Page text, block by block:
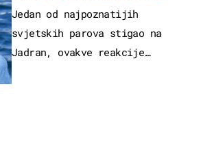
Jedan od najpoznatijih
svjetskih parova stigao na
Jadran, ovakve reakcije